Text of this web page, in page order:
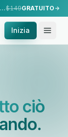
Configurazione gestita da noi — configurazione standard, eseguita dal nostro team.$149GRATUITO
Inizia
ciò